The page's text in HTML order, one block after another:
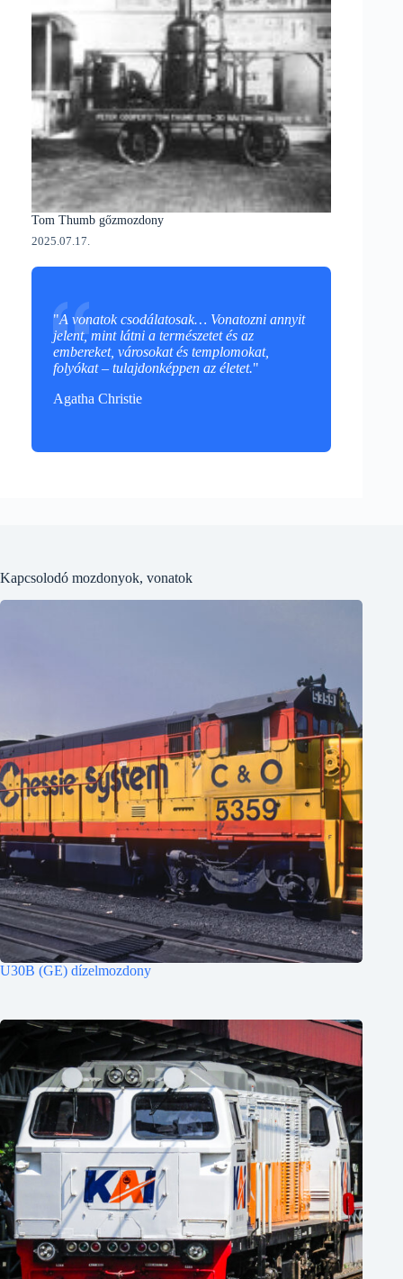
Tom Thumb gőzmozdony
2025.07.17.
"A vonatok csodálatosak… Vonatozni annyit
jelent, mint látni a természetet és az
embereket, városokat és templomokat,
folyókat – tulajdonképpen az életet."
Agatha Christie
Kapcsolodó mozdonyok, vonatok
U30B (GE) dízelmozdony